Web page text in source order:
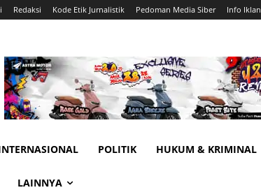
Redaksi Kode Etik Jurnalistik Pedoman Media Siber Info Iklan
POLITIK HUKUM & KRIMINAL
LAINNYA